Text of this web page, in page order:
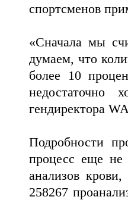
спортсменов
«Сначала мы
думаем, что
более 10
недостаточно
гендиректора
Подробности
процесс еще не
анализов
258267